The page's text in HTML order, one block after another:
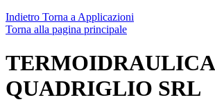
Indietro Torna a Applicazioni
Torna alla pagina principale
TERMOIDRAULICA
QUADRIGLIO SRL